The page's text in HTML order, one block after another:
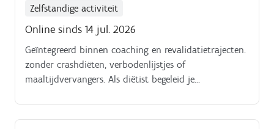
Zelfstandige activiteit
Online sinds 14 jul. 2026
Geïntegreerd binnen coaching en revalidatietrajecten.
zonder crashdiëten, verbodenlijstjes of
maaltijdvervangers. Als diëtist begeleid je